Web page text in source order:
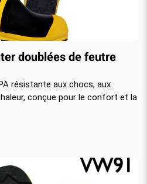
doublées de feutre
résistante aux chocs, aux
conçue pour le confort et la